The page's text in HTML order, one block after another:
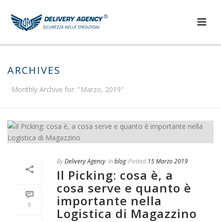
ARCHIVES
Monthly Archive for: "Marzo, 2019"
0
ByDelivery Agency In blog Posted 15 Marzo 2019
Il Picking: cosa è, a
cosa serve e quanto è
importante nella
Logistica di Magazzino